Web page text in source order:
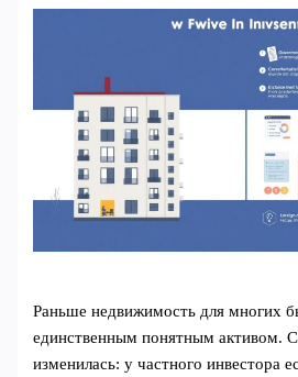
Раньше недвижимость для многих
единственным понятным активом.
изменилась: у частного инвестора